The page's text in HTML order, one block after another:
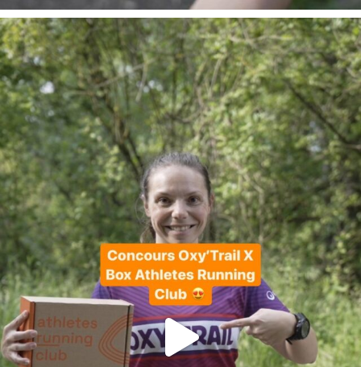
En juin, on te motive à courir encore